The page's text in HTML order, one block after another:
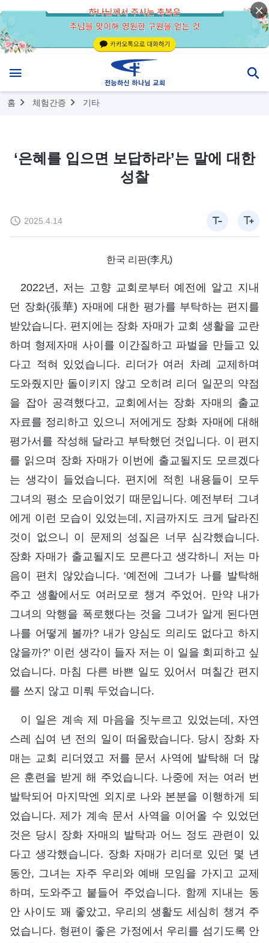
홈 체험간증 기타
‘은혜를 입으면 보답하라’는 말에 대한
성찰
2025.4.14
한국 리판(李凡)
2022년, 저는 고향 교회로부터 예전에 알고 지내
던 장화(張華) 자매에 대한 평가를 부탁하는 편지를
받았습니다. 편지에는 장화 자매가 교회 생활을 교란
하며 형제자매 사이를 이간질하고 파벌을 만들고 있
다고 적혀 있었습니다. 리더가 여러 차례 교제하며
도와줬지만 돌이키지 않고 오히려 리더 일꾼의 약점
을 잡아 공격했다고, 교회에서는 장화 자매의 출교
자료를 정리하고 있으니 저에게도 장화 자매에 대해
평가서를 작성해 달라고 부탁했던 것입니다. 이 편지
를 읽으며 장화 자매가 이번에 출교될지도 모르겠다
는 생각이 들었습니다. 편지에 적힌 내용들이 모두
그녀의 평소 모습이었기 때문입니다. 예전부터 그녀
에게 이런 모습이 있었는데, 지금까지도 크게 달라진
것이 없으니 이 문제의 성질은 너무 심각했습니다.
장화 자매가 출교될지도 모른다고 생각하니 저는 마
음이 편치 않았습니다. ‘예전에 그녀가 나를 발탁해
주고 생활에서도 여러모로 챙겨 주었어. 만약 내가
그녀의 악행을 폭로했다는 것을 그녀가 알게 된다면
나를 어떻게 볼까? 내가 양심도 의리도 없다고 하지
않을까?’ 이런 생각이 들자 저는 이 일을 회피하고 싶
었습니다. 마침 다른 바쁜 일도 있어서 며칠간 편지
를 쓰지 않고 미뤄 두었습니다.
이 일은 계속 제 마음을 짓누르고 있었는데, 자연
스레 십여 년 전의 일이 떠올랐습니다. 당시 장화 자
매는 교회 리더였고 저를 문서 사역에 발탁해 더 많
은 훈련을 받게 해 주었습니다. 나중에 저는 여러 번
발탁되어 마지막엔 외지로 나와 본분을 이행하게 되
었습니다. 제가 계속 문서 사역을 이어올 수 있었던
것은 당시 장화 자매의 발탁과 어느 정도 관련이 있
다고 생각했습니다. 장화 자매가 리더로 있던 몇 년
동안, 그녀는 자주 우리와 예배 모임을 가지고 교제
하며, 도와주고 붙들어 주었습니다. 함께 지내는 동
안 사이도 꽤 좋았고, 우리의 생활도 세심히 챙겨 주
었습니다. 형편이 좋은 가정에서 우리를 섬기도록 안